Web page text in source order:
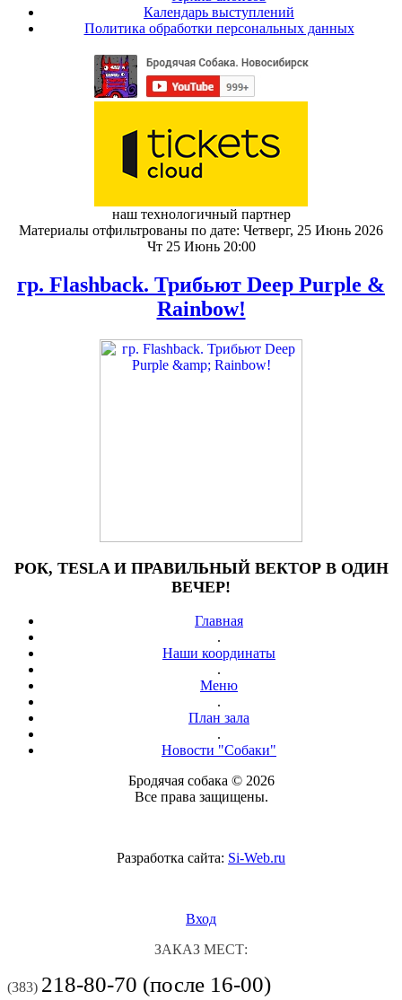
Календарь выступлений
Политика обработки персональных данных
наш технологичный партнер
Материалы отфильтрованы по дате: Четверг, 25 Июнь 2026
Чт 25 Июнь 20:00
гр. Flashback. Трибьют Deep Purple &
Rainbow!
РОК, TESLA И ПРАВИЛЬНЫЙ ВЕКТОР В ОДИН
ВЕЧЕР!
Главная
.
Наши координаты
.
Меню
.
План зала
.
Новости "Собаки"
Бродячая собака © 2026
Все права защищены.
Разработка сайта: Si-Web.ru
Вход
ЗАКАЗ МЕСТ:
(383) 218-80-70 (после 16-00)